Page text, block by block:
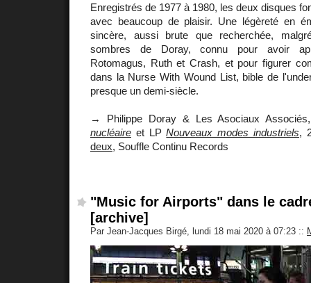
Enregistrés de 1977 à 1980, les deux disques
avec beaucoup de plaisir. Une légèreté en
sincère, aussi brute que recherchée,
sombres de Doray, connu pour avoir
Rotomagus, Ruth et Crash, et pour figurer
dans la Nurse With Wound List, bible de
presque un demi-siècle.
→ Philippe Doray & Les Asociaux
nucléaire et LPNouveaux modes industriels,
deux, Souffle Continu Records
"Music for Airports" dans le
[archive]
Par Jean-Jacques Birgé, lundi 18 mai 2020 à 07:23 ::